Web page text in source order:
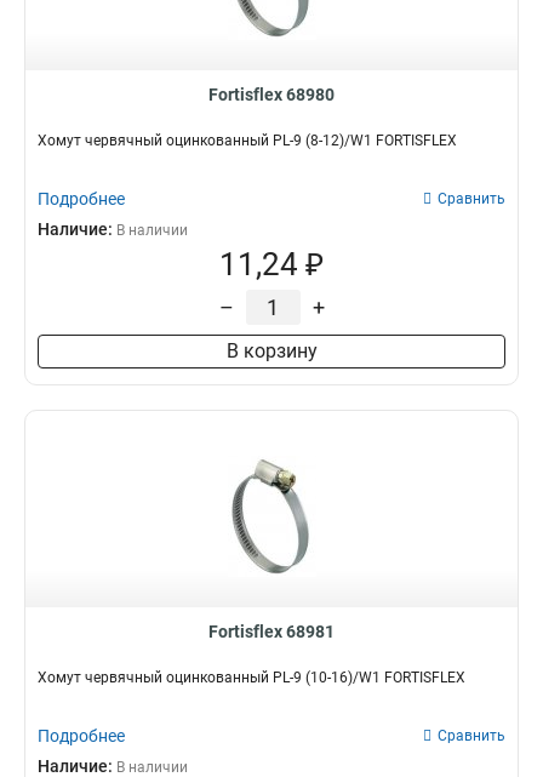
Fortisflex 68980
Хомут червячный оцинкованный PL-9 (8-12)/W1 FORTISFLEX
Подробнее Сравнить
Наличие: В наличии
11,24 ₽
– +
В корзину
Fortisflex 68981
Хомут червячный оцинкованный PL-9 (10-16)/W1 FORTISFLEX
Подробнее Сравнить
Наличие: В наличии